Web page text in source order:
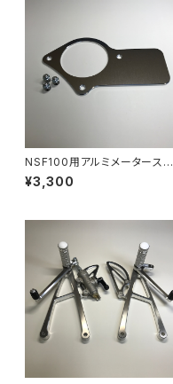
NSF100用アルミメーターステ
ー
¥3,300